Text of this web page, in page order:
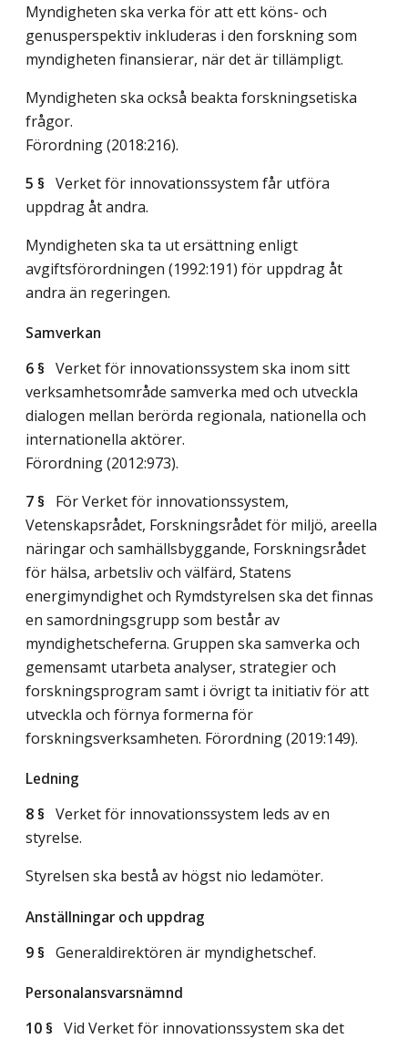
Myndigheten ska verka för att ett köns- och
genusperspektiv inkluderas i den forskning som
myndigheten finansierar, när det är tillämpligt.
Myndigheten ska också beakta forskningsetiska
frågor.
Förordning (2018:216).
5 § Verket för innovationssystem får utföra
uppdrag åt andra.
Myndigheten ska ta ut ersättning enligt
avgiftsförordningen (1992:191) för uppdrag åt
andra än regeringen.
Samverkan
6 § Verket för innovationssystem ska inom sitt
verksamhetsområde samverka med och utveckla
dialogen mellan berörda regionala, nationella och
internationella aktörer.
Förordning (2012:973).
7 § För Verket för innovationssystem,
Vetenskapsrådet, Forskningsrådet för miljö, areella
näringar och samhällsbyggande, Forskningsrådet
för hälsa, arbetsliv och välfärd, Statens
energimyndighet och Rymdstyrelsen ska det finnas
en samordningsgrupp som består av
myndighetscheferna. Gruppen ska samverka och
gemensamt utarbeta analyser, strategier och
forskningsprogram samt i övrigt ta initiativ för att
utveckla och förnya formerna för
forskningsverksamheten. Förordning (2019:149).
Ledning
8 § Verket för innovationssystem leds av en
styrelse.
Styrelsen ska bestå av högst nio ledamöter.
Anställningar och uppdrag
9 § Generaldirektören är myndighetschef.
Personalansvarsnämnd
10 § Vid Verket för innovationssystem ska det